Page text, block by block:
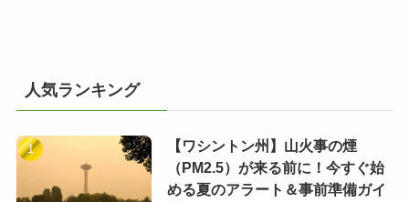
人気ランキング
【ワシントン州】山火事の煙
（PM2.5）が来る前に！今すぐ始
める夏のアラート＆事前準備ガイ